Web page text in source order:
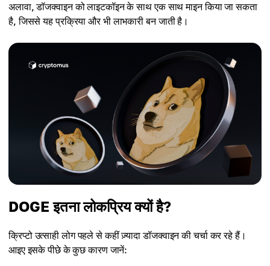
अलावा, डॉजक्वाइन को लाइटकॉइन के साथ एक साथ माइन किया जा सकता
है, जिससे यह प्रक्रिया और भी लाभकारी बन जाती है।
DOGE इतना लोकप्रिय क्यों है?
क्रिप्टो उत्साही लोग पहले से कहीं ज़्यादा डॉजक्वाइन की चर्चा कर रहे हैं।
आइए इसके पीछे के कुछ कारण जानें: